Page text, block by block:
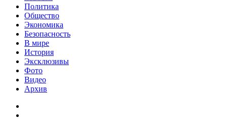
Политика
Общество
Экономика
Безопасность
В мире
История
Эксклюзивы
Фото
Видео
Архив